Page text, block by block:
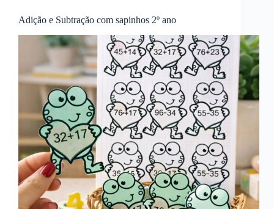
Adição e Subtração com sapinhos 2º ano